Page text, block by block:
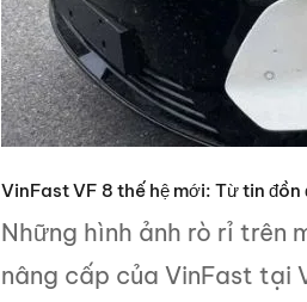
VinFast VF 8 thế hệ mới: Từ tin
Những hình ảnh rò rỉ trên
nâng cấp của VinFast tại